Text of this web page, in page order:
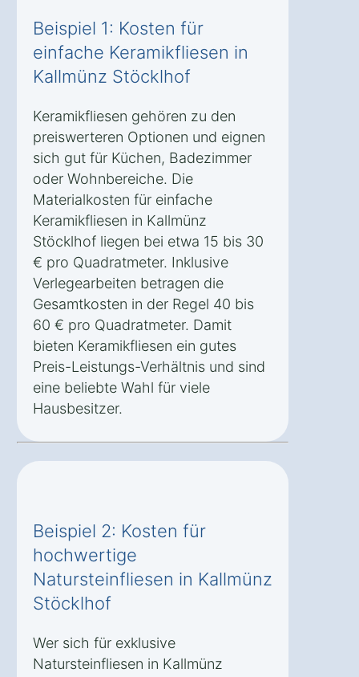
Beispiel 1: Kosten für
einfache Keramikfliesen in
Kallmünz Stöcklhof
Keramikfliesen gehören zu den
preiswerteren Optionen und eignen
sich gut für Küchen, Badezimmer
oder Wohnbereiche. Die
Materialkosten für einfache
Keramikfliesen in Kallmünz
Stöcklhof liegen bei etwa 15 bis 30
€ pro Quadratmeter. Inklusive
Verlegearbeiten betragen die
Gesamtkosten in der Regel 40 bis
60 € pro Quadratmeter. Damit
bieten Keramikfliesen ein gutes
Preis-Leistungs-Verhältnis und sind
eine beliebte Wahl für viele
Hausbesitzer.
Beispiel 2: Kosten für
hochwertige
Natursteinfliesen in Kallmünz
Stöcklhof
Wer sich für exklusive
Natursteinfliesen in Kallmünz